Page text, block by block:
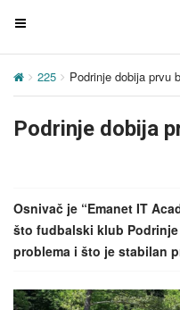
T
g
e
i
g
a
i
225 Podrinje dobija prvu
Podrinje dobija
Osnivač je “Emanet IT
što fudbalski klub
problema i što je stabilan